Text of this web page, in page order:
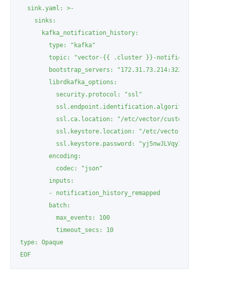
  sink.yaml: >-
    sinks:
      kafka_notification_history:
        type: "kafka"
topic: "vector-{{ .cluster }}-notification-
        bootstrap_servers: "172.31.73.214:32239"
        librdkafka_options:
          security.protocol: "ssl"
          ssl.endpoint.identification.algorithm: "none"
ssl.ca.location: "/etc/vector/custom/
ssl.keystore.location: "/etc/vector/custom/
ssl.keystore.password:
        encoding:
          codec: "json"
        inputs:
        - notification_history_remapped
        batch:
          max_events: 100
          timeout_secs: 10
type: Opaque
EOF